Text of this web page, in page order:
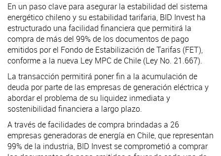
En un paso clave para asegurar la estabilidad del sistema
energético chileno y su estabilidad tarifaria, BID Invest ha
estructurado una facilidad financiera que permitirá la
compra de más del 99% de los documentos de pago
emitidos por el Fondo de Estabilización de Tarifas (FET),
conforme a la nueva Ley MPC de Chile (Ley No. 21.667).
La transacción permitirá poner fin a la acumulación de
deuda por parte de las empresas de generación eléctrica y
abordar el problema de su liquidez inmediata y
sostenibilidad financiera a largo plazo.
A través de facilidades de compra brindadas a 26
empresas generadoras de energía en Chile, que representan
99% de la industria, BID Invest se comprometió a comprar